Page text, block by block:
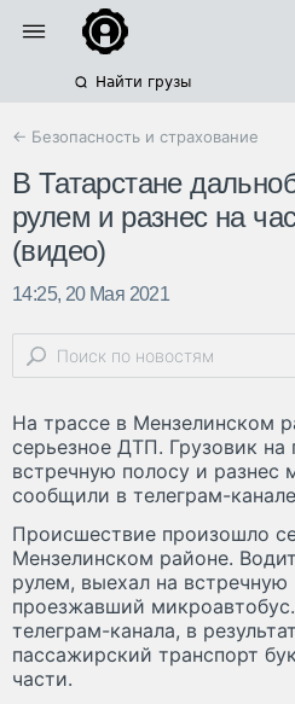
Найти грузы
← Безопасность и страхование
В Татарстане
рулем и разнес на
(видео)
14:25, 20 Мая 2021
На трассе в Мензелинском
серьезное ДТП. Грузовик
встречную полосу и разнес
сообщили в телеграм-
Происшествие произошло
Мензелинском районе.
рулем, выехал на встречную
проезжавший
телеграм-канала, в
пассажирский транспорт
части.